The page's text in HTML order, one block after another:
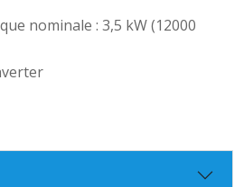
nominale : 3,5 kW (12000
interne/externe) : 33,5/56dB(A)